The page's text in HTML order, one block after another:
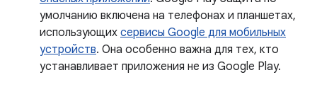
умолчанию включена на телефонах и планшетах,
использующих сервисы Google для мобильных
устройств. Она особенно важна для тех, кто
устанавливает приложения не из Google Play.